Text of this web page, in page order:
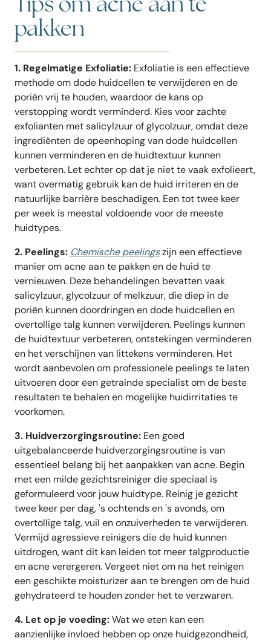
Tips om acne aan te
pakken
1. Regelmatige Exfoliatie: Exfoliatie is een effectieve
methode om dode huidcellen te verwijderen en de
poriën vrij te houden, waardoor de kans op
verstopping wordt verminderd. Kies voor zachte
exfolianten met salicylzuur of glycolzuur, omdat deze
ingrediënten de opeenhoping van dode huidcellen
kunnen verminderen en de huidtextuur kunnen
verbeteren. Let echter op dat je niet te vaak exfolieert,
want overmatig gebruik kan de huid irriteren en de
natuurlijke barrière beschadigen. Een tot twee keer
per week is meestal voldoende voor de meeste
huidtypes.
2. Peelings: Chemische peelingszijn een effectieve
manier om acne aan te pakken en de huid te
vernieuwen. Deze behandelingen bevatten vaak
salicylzuur, glycolzuur of melkzuur, die diep in de
poriën kunnen doordringen en dode huidcellen en
overtollige talg kunnen verwijderen. Peelings kunnen
de huidtextuur verbeteren, ontstekingen verminderen
en het verschijnen van littekens verminderen. Het
wordt aanbevolen om professionele peelings te laten
uitvoeren door een getrainde specialist om de beste
resultaten te behalen en mogelijke huidirritaties te
voorkomen.
3. Huidverzorgingsroutine: Een goed
uitgebalanceerde huidverzorgingsroutine is van
essentieel belang bij het aanpakken van acne. Begin
met een milde gezichtsreiniger die speciaal is
geformuleerd voor jouw huidtype. Reinig je gezicht
twee keer per dag, 's ochtends en 's avonds, om
overtollige talg, vuil en onzuiverheden te verwijderen.
Vermijd agressieve reinigers die de huid kunnen
uitdrogen, want dit kan leiden tot meer talgproductie
en acne verergeren. Vergeet niet om na het reinigen
een geschikte moisturizer aan te brengen om de huid
gehydrateerd te houden zonder het te verzwaren.
4. Let op je voeding:Wat we eten kan een
aanzienlijke invloed hebben op onze huidgezondheid,